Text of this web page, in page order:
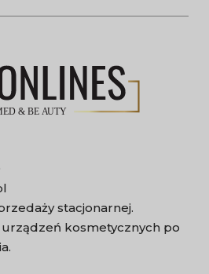
stacjonarnej.
kosmetycznych po